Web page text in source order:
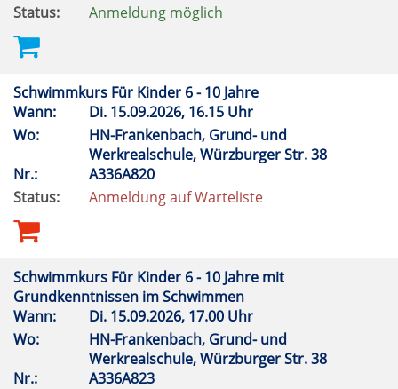
Status:
Anmeldung möglich
Schwimmkurs Für Kinder 6 - 10 Jahre
Wann:
Di. 15.09.2026, 16.15 Uhr
Wo:
HN-Frankenbach, Grund- und
Werkrealschule, Würzburger Str. 38
Nr.:
A336A820
Status:
Anmeldung auf Warteliste
Schwimmkurs Für Kinder 6 - 10 Jahre mit
Grundkenntnissen im Schwimmen
Wann:
Di. 15.09.2026, 17.00 Uhr
Wo:
HN-Frankenbach, Grund- und
Werkrealschule, Würzburger Str. 38
Nr.:
A336A823